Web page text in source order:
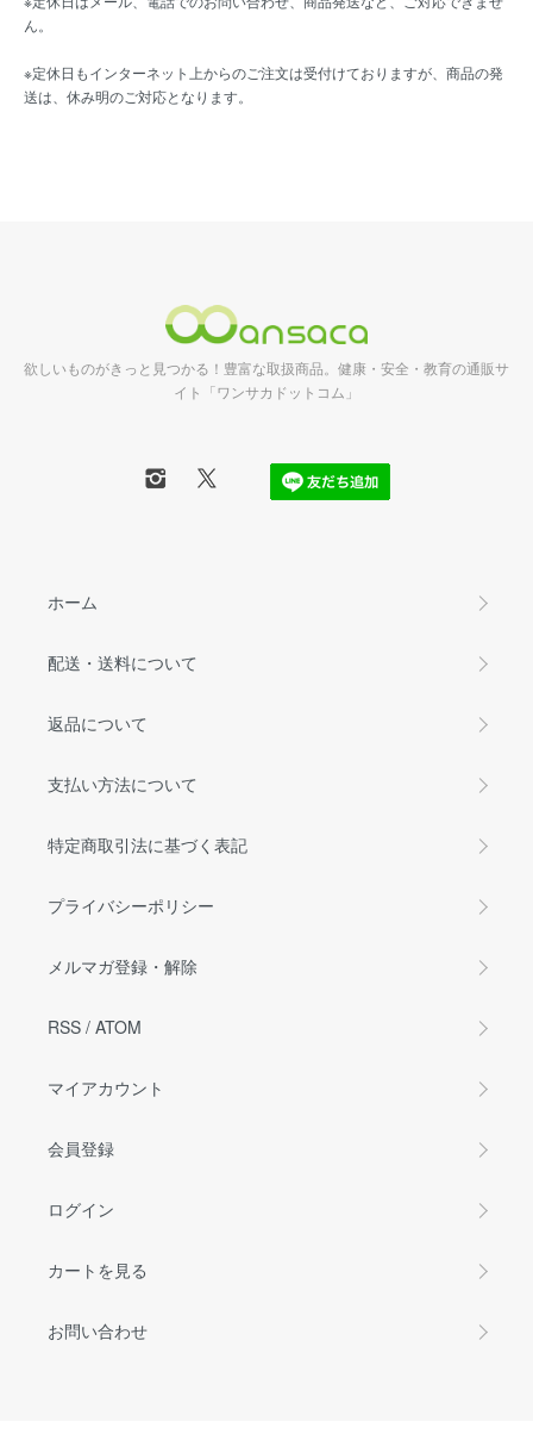
ん。
※定休日もインターネット上からのご注文は受付けておりますが、商品の発
送は、休み明のご対応となります。
欲しいものがきっと見つかる！豊富な取扱商品。健康・安全・教育の通販サ
イト「ワンサカドットコム」
ホーム
配送・送料について
返品について
支払い方法について
特定商取引法に基づく表記
プライバシーポリシー
メルマガ登録・解除
RSS / ATOM
マイアカウント
会員登録
ログイン
カートを見る
お問い合わせ